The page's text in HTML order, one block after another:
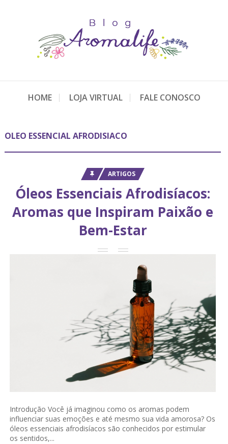
HOME LOJA VIRTUAL FALE CONOSCO
OLEO ESSENCIAL AFRODISIACO
ARTIGOS
Óleos Essenciais Afrodisíacos:
Aromas que Inspiram Paixão e
Bem-Estar
Introdução Você já imaginou como os aromas podem
influenciar suas emoções e até mesmo sua vida amorosa? Os
óleos essenciais afrodisíacos são conhecidos por estimular
os sentidos,...